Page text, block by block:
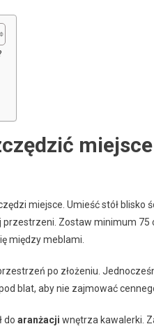
miejsce. Umieść stół blisko
przestrzeni. Zostaw minimum 75
między meblami.
po złożeniu.
blat, aby nie zajmować
do aranżacji wnętrza kawalerki.